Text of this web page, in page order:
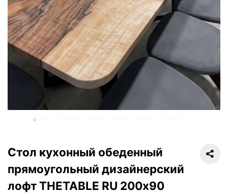
Стол кухонный обеденный
прямоугольный дизайнерский
лофт THETABLE RU 200х90